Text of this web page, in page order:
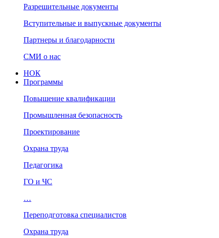
Разрешительные документы
Вступительные и выпускные документы
Партнеры и благодарности
СМИ о нас
НОК
Программы
Повышение квалификации
Промышленная безопасность
Проектирование
Охрана труда
Педагогика
ГО и ЧС
…
Переподготовка специалистов
Охрана труда